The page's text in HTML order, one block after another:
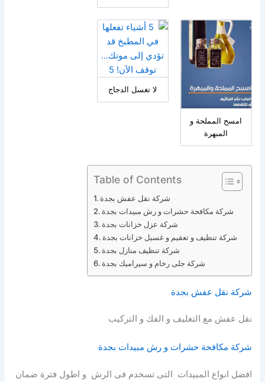
امسح المملحة و
المبهرة
لا تغسل الدجاج
Table of Contents
شركة مكافحة حشرات و رش مبيدات بجدة
شركة جلى رخام و سيراميك بجدة
شركة نقل عفش بجدة
نقل عفش مع التغليف و الفك و التركيب
شركة مكافحة حشرات و رش مبيدات بجدة
افضل انواع المبيدات التى تسخدم فى الرش و اطول فترة ضمان